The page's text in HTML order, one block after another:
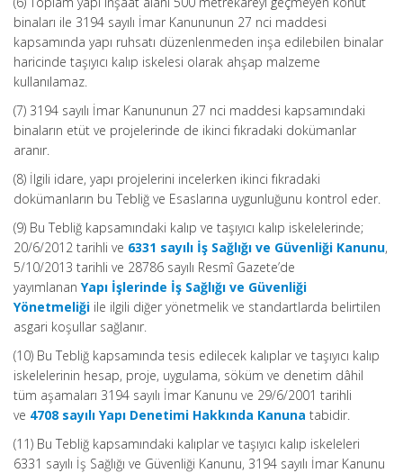
binaları ile 3194 sayılı İmar Kanununun 27 nci maddesi
kapsamında yapı ruhsatı düzenlenmeden inşa edilebilen binalar
haricinde taşıyıcı kalıp iskelesi olarak ahşap malzeme
kullanılamaz.
(7) 3194 sayılı İmar Kanununun 27 nci maddesi kapsamındaki
binaların etüt ve projelerinde de ikinci fıkradaki dokümanlar
aranır.
(8) İlgili idare, yapı projelerini incelerken ikinci fıkradaki
dokümanların bu Tebliğ ve Esaslarına uygunluğunu kontrol eder.
(9) Bu Tebliğ kapsamındaki kalıp ve taşıyıcı kalıp iskelelerinde;
20/6/2012 tarihli ve 6331 sayılı İş Sağlığı ve Güvenliği Kanunu,
5/10/2013 tarihli ve 28786 sayılı Resmî Gazete’de
yayımlanan Yapı İşlerinde İş Sağlığı ve Güvenliği
Yönetmeliği ile ilgili diğer yönetmelik ve standartlarda belirtilen
asgari koşullar sağlanır.
(10) Bu Tebliğ kapsamında tesis edilecek kalıplar ve taşıyıcı kalıp
iskelelerinin hesap, proje, uygulama, söküm ve denetim dâhil
tüm aşamaları 3194 sayılı İmar Kanunu ve 29/6/2001 tarihli
ve 4708 sayılı Yapı Denetimi Hakkında Kanuna tabidir.
(11) Bu Tebliğ kapsamındaki kalıplar ve taşıyıcı kalıp iskeleleri
6331 sayılı İş Sağlığı ve Güvenliği Kanunu, 3194 sayılı İmar Kanunu